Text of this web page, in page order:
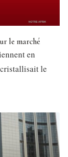
le marché
en
le